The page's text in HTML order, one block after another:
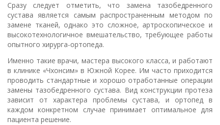
Сразу следует отметить, что замена тазобедренного
сустава является самым распространенным методом по
замене тканей, однако это сложное, артроскопическое и
высокотехнологичное вмешательство, требующее работы
опытного хирурга-ортопеда.
Именно такие врачи, мастера высокого класса, и работают
в клинике «Чхонсим» в Южной Корее. Им часто приходится
проводить стандартные и хорошо отработанные операции
замены тазобедренного сустава. Вид конструкции протеза
зависит от характера проблемы сустава, и ортопед в
каждом конкретном случае принимает оптимальное для
пациента решение.